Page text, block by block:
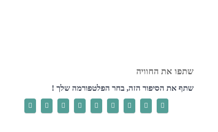
שתף את הסיפור הזה, בחר הפלטפורמה שלך !